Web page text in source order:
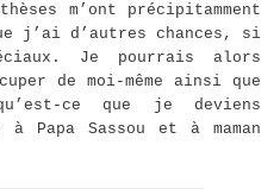
m’ont précipitamment
j’ai d’autres chances, si
Je pourrais alors
de moi-même ainsi que
ce que je deviens
Papa Sassou et à maman